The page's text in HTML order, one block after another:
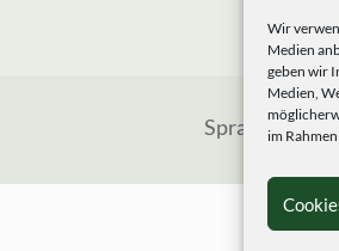
Wir
Medien
geben wir
Medien,
im
Sprachen